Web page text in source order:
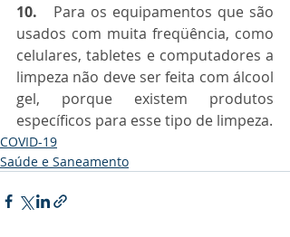
10.
   Para os equipamentos que são
usados com muita freqüência, como
celulares, tabletes e computadores a
limpeza não deve ser feita com álcool
gel, porque existem produtos
específicos para esse tipo de limpeza.
COVID-19
Saúde e Saneamento